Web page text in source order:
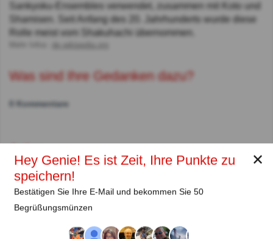
Sankyoku-Ensembles verwendet, zusammen mit Koto und
Shamisen. Seit Anfang des 20. Jahrhunderts wurde diese
Rolle meist vom Shakuhachi übernommen.
Was sind Ihre Gedanken dazu?
0 Kommentare
Autor:
Küken
Autor (quizauthors.com)
Teilenauf Facebook
✕
Hey Genie! Es ist Zeit, Ihre Punkte zu
speichern!
Bestätigen Sie Ihre E-Mail und bekommen Sie 50
Begrüßungsmünzen